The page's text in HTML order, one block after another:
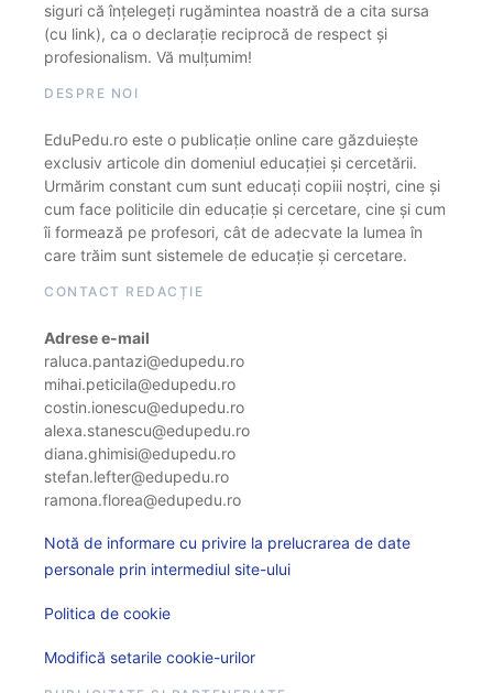
siguri că înțelegeți rugămintea noastră de a cita sursa
(cu link), ca o declarație reciprocă de respect și
profesionalism. Vă mulțumim!
DESPRE NOI
EduPedu.ro este o publicație online care găzduiește
exclusiv articole din domeniul educației și cercetării.
Urmărim constant cum sunt educați copiii noștri, cine și
cum face politicile din educație și cercetare, cine și cum
îi formează pe profesori, cât de adecvate la lumea în
care trăim sunt sistemele de educație și cercetare.
CONTACT REDACȚIE
Adrese e-mail
raluca.pantazi@edupedu.ro
mihai.peticila@edupedu.ro
costin.ionescu@edupedu.ro
alexa.stanescu@edupedu.ro
diana.ghimisi@edupedu.ro
stefan.lefter@edupedu.ro
ramona.florea@edupedu.ro
Notă de informare cu privire la prelucrarea de date
personale prin intermediul site-ului
Politica de cookie
Modifică setarile cookie-urilor